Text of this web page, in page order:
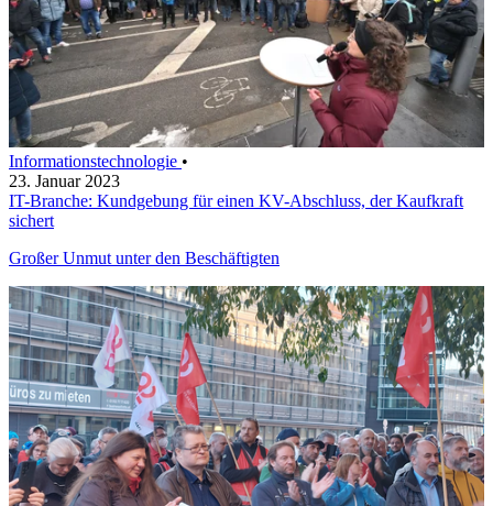
Informationstechnologie •
23. Januar 2023
IT-Branche: Kundgebung für einen KV-Abschluss, der Kaufkraft
sichert
Großer Unmut unter den Beschäftigten